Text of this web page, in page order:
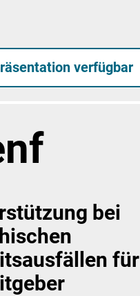
verfügbar
bei
für